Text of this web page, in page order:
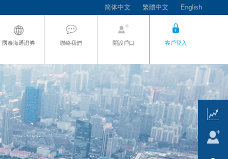
简体中文 繁體中文 English
國泰海通證券 聯絡我們 開設戶口 客戶登入